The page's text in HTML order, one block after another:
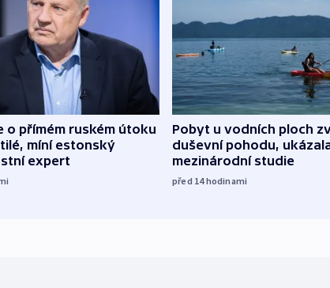
o přímém ruském útoku
míní estonský
expert
Pobyt u vodních ploch
duševní pohodu,
mezinárodní studie
před 14hodinami